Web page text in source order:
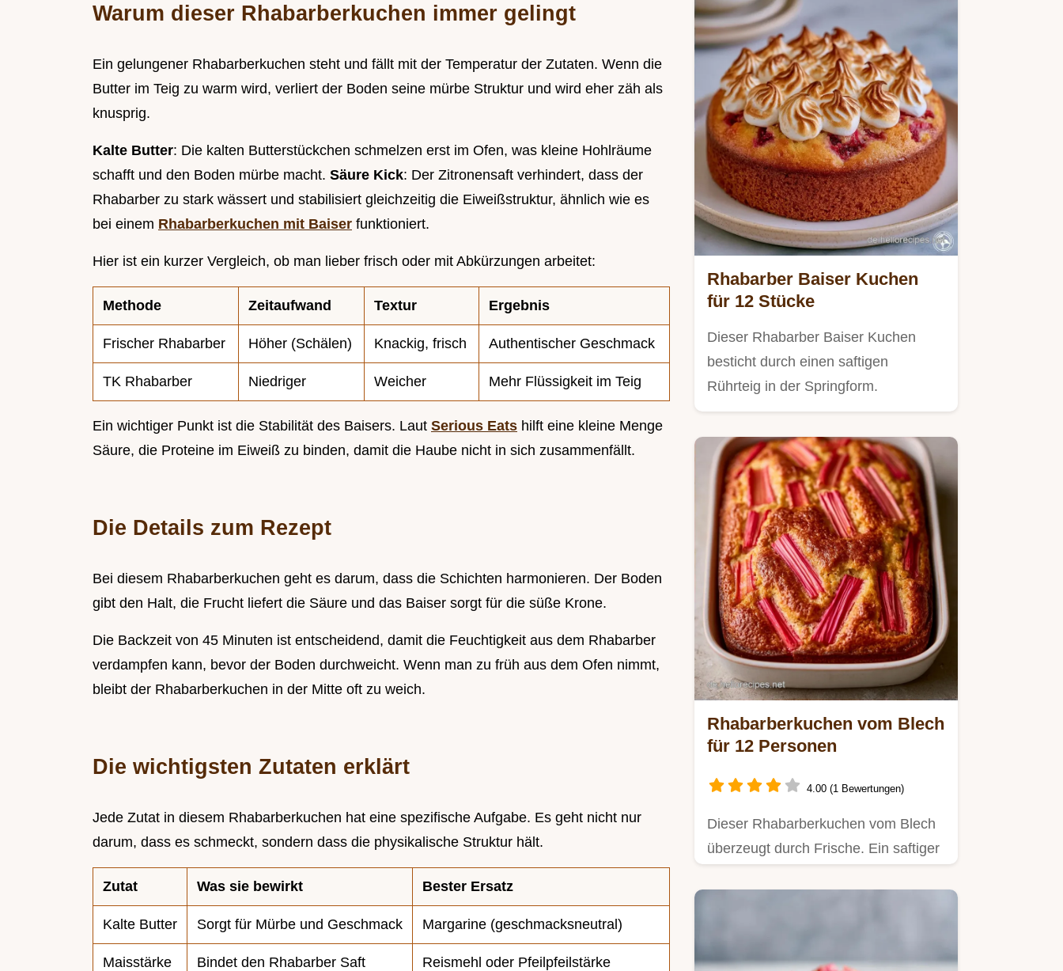
Warum dieser Rhabarberkuchen immer gelingt
Ein gelungener Rhabarberkuchen steht und fällt mit der Temperatur der Zutaten. Wenn die
Butter im Teig zu warm wird, verliert der Boden seine mürbe Struktur und wird eher zäh als
knusprig.
Kalte Butter: Die kalten Butterstückchen schmelzen erst im Ofen, was kleine Hohlräume
schafft und den Boden mürbe macht. Säure Kick: Der Zitronensaft verhindert, dass der
Rhabarber zu stark wässert und stabilisiert gleichzeitig die Eiweißstruktur, ähnlich wie es
bei einem Rhabarberkuchen mit Baiser funktioniert.
Hier ist ein kurzer Vergleich, ob man lieber frisch oder mit Abkürzungen arbeitet:
Methode Zeitaufwand Textur Ergebnis
Frischer Rhabarber Höher (Schälen) Knackig, frisch Authentischer Geschmack
TK Rhabarber Niedriger Weicher Mehr Flüssigkeit im Teig
Ein wichtiger Punkt ist die Stabilität des Baisers. Laut Serious Eats hilft eine kleine Menge
Säure, die Proteine im Eiweiß zu binden, damit die Haube nicht in sich zusammenfällt.
Die Details zum Rezept
Bei diesem Rhabarberkuchen geht es darum, dass die Schichten harmonieren. Der Boden
gibt den Halt, die Frucht liefert die Säure und das Baiser sorgt für die süße Krone.
Die Backzeit von 45 Minuten ist entscheidend, damit die Feuchtigkeit aus dem Rhabarber
verdampfen kann, bevor der Boden durchweicht. Wenn man zu früh aus dem Ofen nimmt,
bleibt der Rhabarberkuchen in der Mitte oft zu weich.
Die wichtigsten Zutaten erklärt
Jede Zutat in diesem Rhabarberkuchen hat eine spezifische Aufgabe. Es geht nicht nur
darum, dass es schmeckt, sondern dass die physikalische Struktur hält.
Zutat Was sie bewirkt Bester Ersatz
Kalte Butter Sorgt für Mürbe und Geschmack Margarine (geschmacksneutral)
Maisstärke Bindet den Rhabarber Saft Reismehl oder Pfeilpfeilstärke
Rhabarber Baiser Kuchen
für 12 Stücke
Dieser Rhabarber Baiser Kuchen
besticht durch einen saftigen
Rührteig in der Springform.
Rhabarberkuchen vom Blech
für 12 Personen
4.00 (1 Bewertungen)
Dieser Rhabarberkuchen vom Blech
überzeugt durch Frische. Ein saftiger